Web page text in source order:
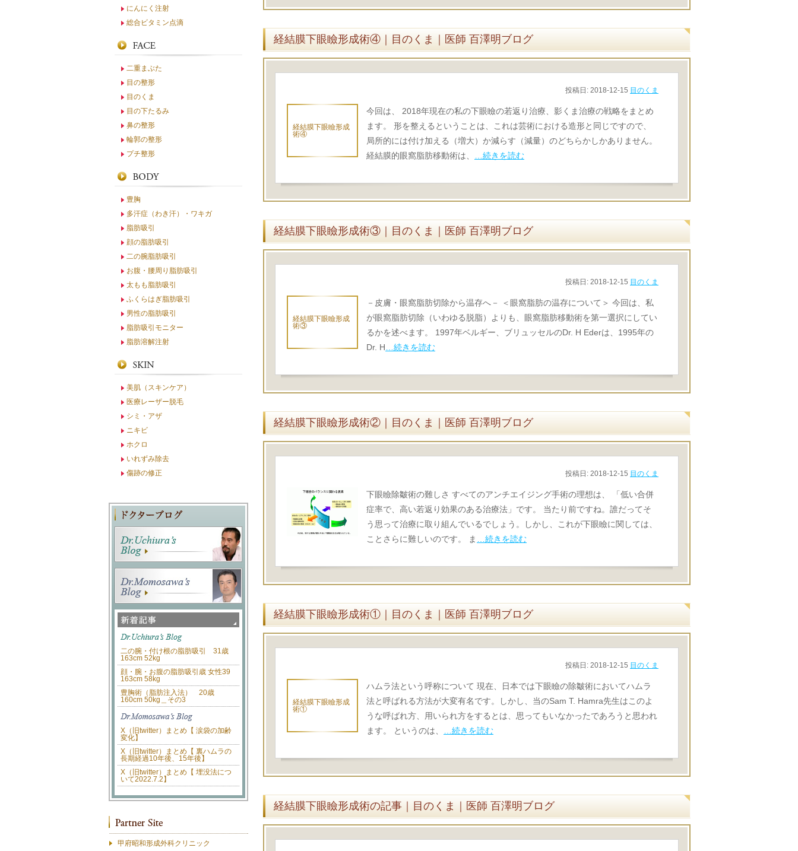
経結膜下眼瞼形成術④｜目のくま｜医師 百澤明ブログ
投稿日: 2018-12-15 目のくま
経結膜下眼瞼形成
術④
今回は、 2018年現在の私の下眼瞼の若返り治療、影くま治療の戦略をまとめ
ます。 形を整えるということは、これは芸術における造形と同じですので、
局所的には付け加える（増大）か減らす（減量）のどちらかしかありません。
経結膜的眼窩脂肪移動術は、
…続きを読む
経結膜下眼瞼形成術③｜目のくま｜医師 百澤明ブログ
投稿日: 2018-12-15 目のくま
経結膜下眼瞼形成
術③
－皮膚・眼窩脂肪切除から温存へ－ ＜眼窩脂肪の温存について＞ 今回は、私
が眼窩脂肪切除（いわゆる脱脂）よりも、眼窩脂肪移動術を第一選択にしてい
るかを述べます。 1997年ベルギー、ブリュッセルのDr. H Ederは、1995年の
Dr. H …続きを読む
経結膜下眼瞼形成術②｜目のくま｜医師 百澤明ブログ
投稿日: 2018-12-15 目のくま
下眼瞼除皺術の難しさ すべてのアンチエイジング手術の理想は、 「低い合併
症率で、高い若返り効果のある治療法」です。 当たり前ですね。誰だってそ
う思って治療に取り組んでいるでしょう。しかし、これが下眼瞼に関しては、
ことさらに難しいのです。 ま
…続きを読む
経結膜下眼瞼形成術①｜目のくま｜医師 百澤明ブログ
投稿日: 2018-12-15 目のくま
経結膜下眼瞼形成
術①
ハムラ法という呼称について 現在、日本では下眼瞼の除皺術においてハムラ
法と呼ばれる方法が大変有名です。しかし、当のSam T. Hamra先生はこのよ
うな呼ばれ方、用いられ方をするとは、思ってもいなかったであろうと思われ
ます。 というのは、
…続きを読む
経結膜下眼瞼形成術の記事｜目のくま｜医師 百澤明ブログ
にんにく注射
総合ビタミン点滴
二重まぶた
目の整形
目のくま
目の下たるみ
鼻の整形
輪郭の整形
プチ整形
豊胸
多汗症（わき汗）・ワキガ
脂肪吸引
顔の脂肪吸引
二の腕脂肪吸引
お腹・腰周り脂肪吸引
太もも脂肪吸引
ふくらはぎ脂肪吸引
男性の脂肪吸引
脂肪吸引モニター
脂肪溶解注射
美肌（スキンケア）
医療レーザー脱毛
シミ・アザ
ニキビ
ホクロ
いれずみ除去
傷跡の修正
二の腕・付け根の脂肪吸引 31歳
163cm 52kg
顔・腕・お腹の脂肪吸引歳 女性39
163cm 58kg
豊胸術（脂肪注入法） 20歳
160cm 50kg＿その3
X（旧twitter）まとめ【 涙袋の加齢
変化】
X（旧twitter）まとめ【 裏ハムラの
長期経過10年後、15年後】
X（旧twitter）まとめ【 埋没法につ
いて2022.7.2】
甲府昭和形成外科クリニック